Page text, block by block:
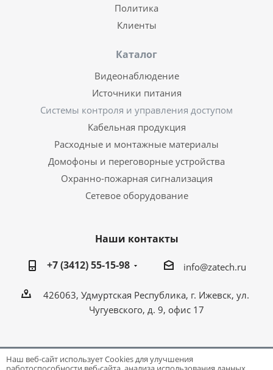
Политика
Клиенты
Каталог
Видеонаблюдение
Источники питания
Системы контроля и управления доступом
Кабельная продукция
Расходные и монтажные материалы
Домофоны и переговорные устройства
Охранно-пожарная сигнализация
Сетевое оборудование
Наши контакты
+7 (3412) 55-15-98
info@zatech.ru
426063, Удмуртская Республика, г. Ижевск, ул.
Чугуевского, д. 9, офис 17
Наш веб-сайт использует Cookies для улучшения